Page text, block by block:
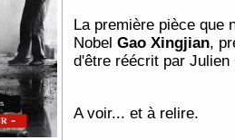
La première pièce que
Nobel Gao Xingjian,
d'être réécrit par
A voir... et à relire.